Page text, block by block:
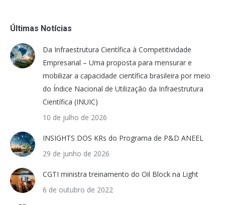
Últimas Notícias
Da Infraestrutura Científica à Competitividade
Empresarial – Uma proposta para mensurar e
mobilizar a capacidade científica brasileira por meio
do Índice Nacional de Utilização da Infraestrutura
Científica (INUIC)
10 de julho de 2026
INSIGHTS DOS KRs do Programa de P&D ANEEL
29 de junho de 2026
CGTI ministra treinamento do Oil Block na Light
6 de outubro de 2022